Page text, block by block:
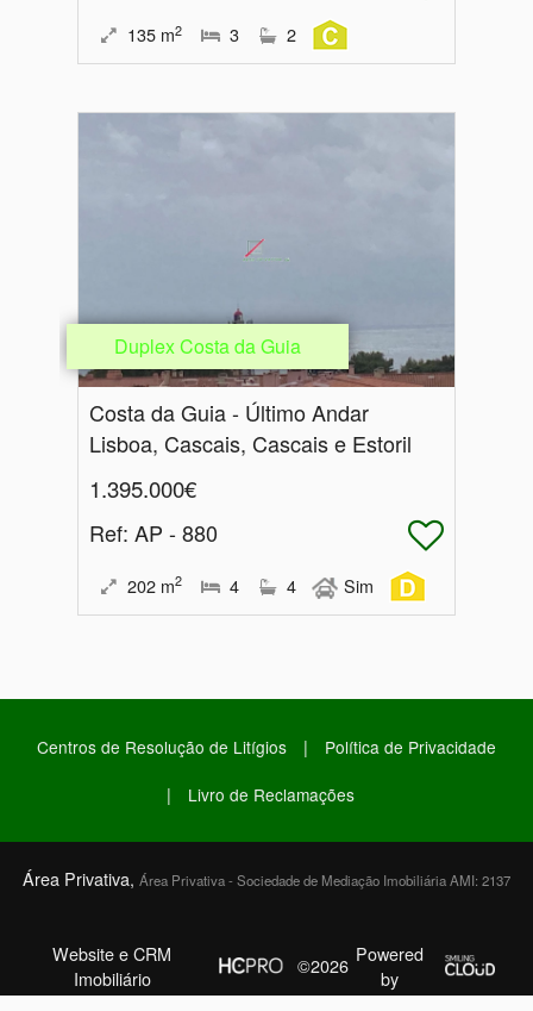
135 m2 3 2
Duplex Costa da Guia
Costa da Guia - Último Andar
Lisboa, Cascais, Cascais e Estoril
1.395.000€
Ref: AP - 880
202 m2 4 4 Sim
Centros de Resolução de Litígios | Política de Privacidade
| Livro de Reclamações
Área Privativa, Área Privativa - Sociedade de Mediação Imobiliária AMI: 2137
Website e CRM
Imobiliário
©2026 Powered
by